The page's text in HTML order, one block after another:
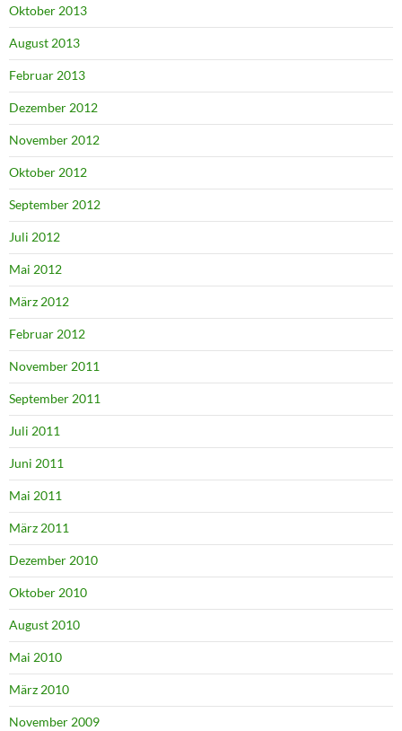
Oktober 2013
August 2013
Februar 2013
Dezember 2012
November 2012
Oktober 2012
September 2012
Juli 2012
Mai 2012
März 2012
Februar 2012
November 2011
September 2011
Juli 2011
Juni 2011
Mai 2011
März 2011
Dezember 2010
Oktober 2010
August 2010
Mai 2010
März 2010
November 2009